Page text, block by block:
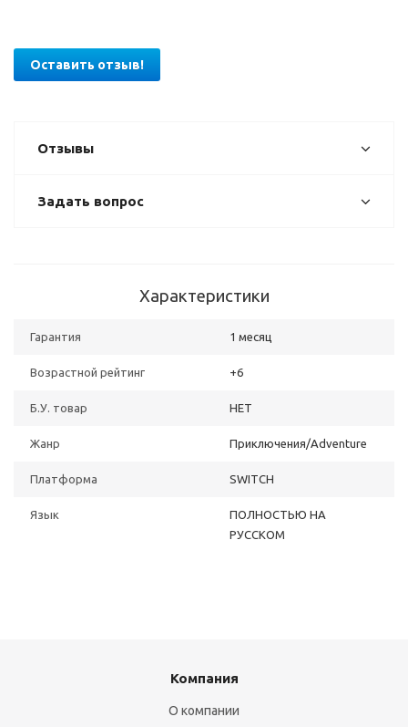
Оставить отзыв!
Отзывы
Задать вопрос
Характеристики
Гарантия 1 месяц
Возрастной рейтинг +6
Б.У. товар НЕТ
Жанр Приключения/Adventure
Платформа SWITCH
Язык
ПОЛНОСТЬЮ НА
РУССКОМ
Компания
О компании